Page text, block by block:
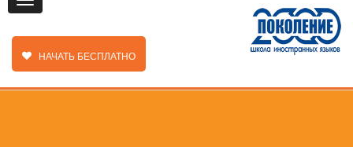
Toggle
ЗАКАЗАТЬ ЗВОНОК
НАЧАТЬ БЕСПЛАТНО